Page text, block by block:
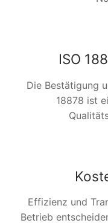
ISO
Die Bestätigung
18878 ist
Effizienz und
Betrieb